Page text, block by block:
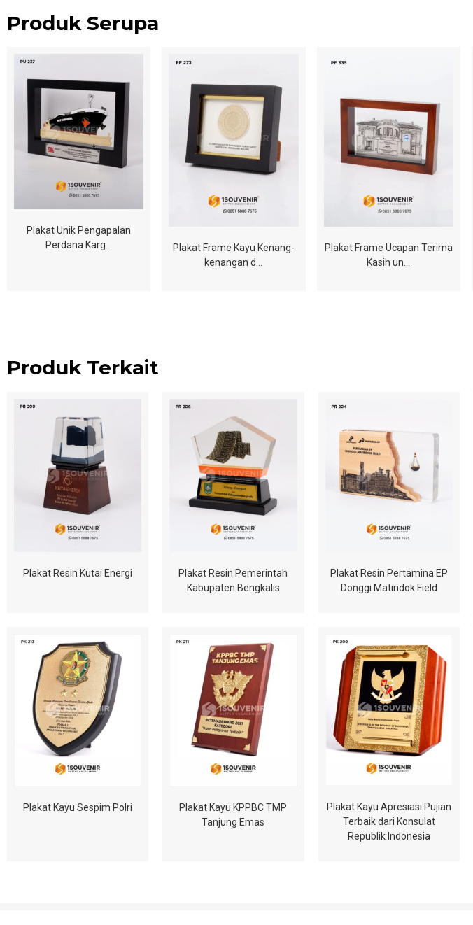
Produk Serupa
Plakat Unik Pengapalan
Perdana Karg…
Plakat Frame Kayu Kenang-
kenangan d…
Plakat Frame Ucapan Terima
Kasih un…
Produk Terkait
Plakat Resin Kutai Energi
Plakat Resin Pemerintah
Kabupaten Bengkalis
Plakat Resin Pertamina EP
Donggi Matindok Field
Plakat Kayu Sespim Polri
Plakat Kayu KPPBC TMP
Tanjung Emas
Plakat Kayu Apresiasi Pujian
Terbaik dari Konsulat
Republik Indonesia